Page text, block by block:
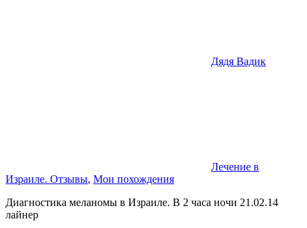
Дядя Вадик
Лечение в
Израиле. Отзывы, Мои похождения
Диагностика меланомы в Израиле. В 2 часа ночи 21.02.14
лайнер